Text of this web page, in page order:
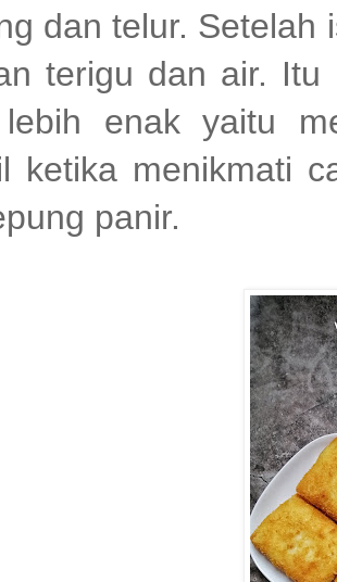
dan telur. Setelah
terigu dan air.
enak yaitu
ketika menikmati
panir.